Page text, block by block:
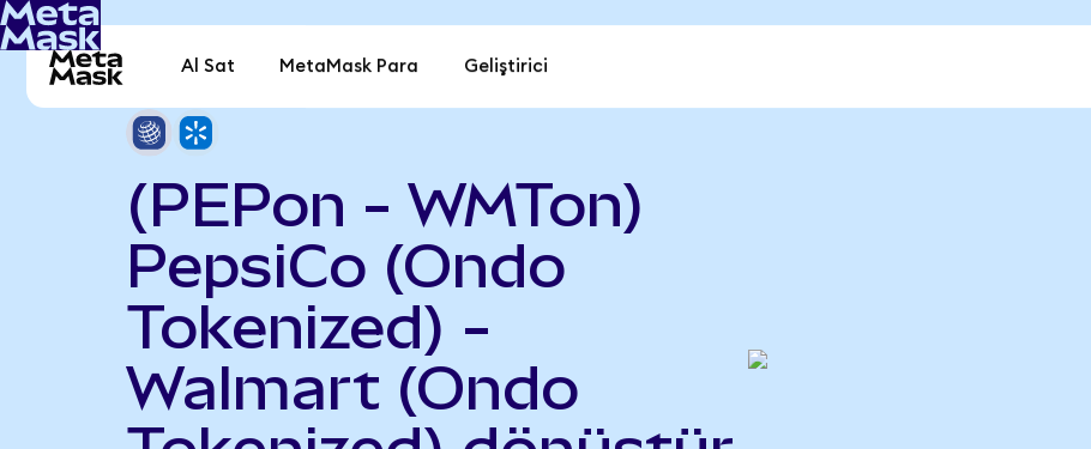
Al Sat MetaMask Para Geliştirici
(PEPon - WMTon)
PepsiCo (Ondo
Tokenized) -
Walmart (Ondo